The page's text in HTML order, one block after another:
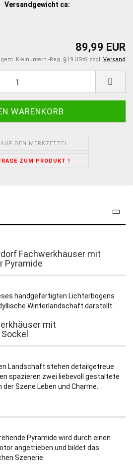
Versandgewicht ca:
89,99 EUR
Kleinuntern.-Reg. §19 UStG zzgl. Versand
AUF DEN MERKZETTEL
ZUM PRODUKT !
Fachwerkhäuser mit
Pyramide
handgefertigten Lichterbogens
Winterlandschaft darstellt.
mit
Landschaft stehen detailgetreue
spazieren zwei liebevoll gestaltete
Szene Leben und Charme.
Pyramide wird durch einen
angetrieben und bildet das
Szenerie.